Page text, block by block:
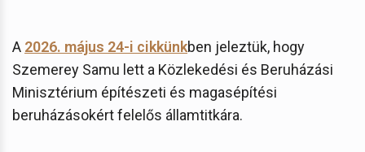
A 2026. május 24-i cikkünkben jeleztük, hogy
Szemerey Samu lett a Közlekedési és Beruházási
Minisztérium építészeti és magasépítési
beruházásokért felelős államtitkára.